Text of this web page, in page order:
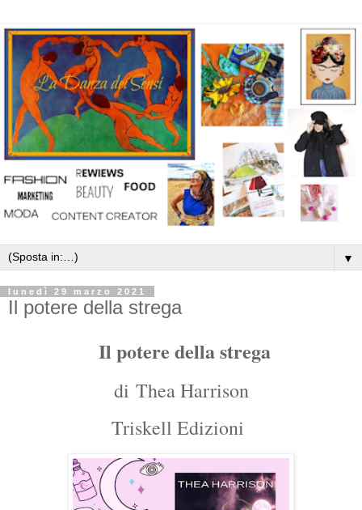
▼
lunedì 29 marzo 2021
Il potere della strega
Il potere della strega
di Thea Harrison
Triskell Edizioni